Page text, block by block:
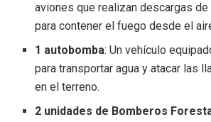
aviones que realizan descargas de
para contener el fuego desde el
1 autobomba: Un vehículo
para transportar agua y atacar las
en el terreno.
2 unidades de Bomberos